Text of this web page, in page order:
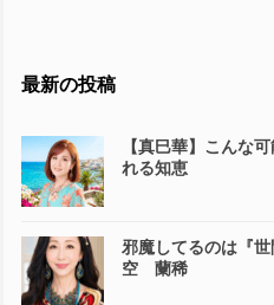
最新の投稿
【真巳華】こんな
れる知恵
邪魔してるのは『
空 蘭稀